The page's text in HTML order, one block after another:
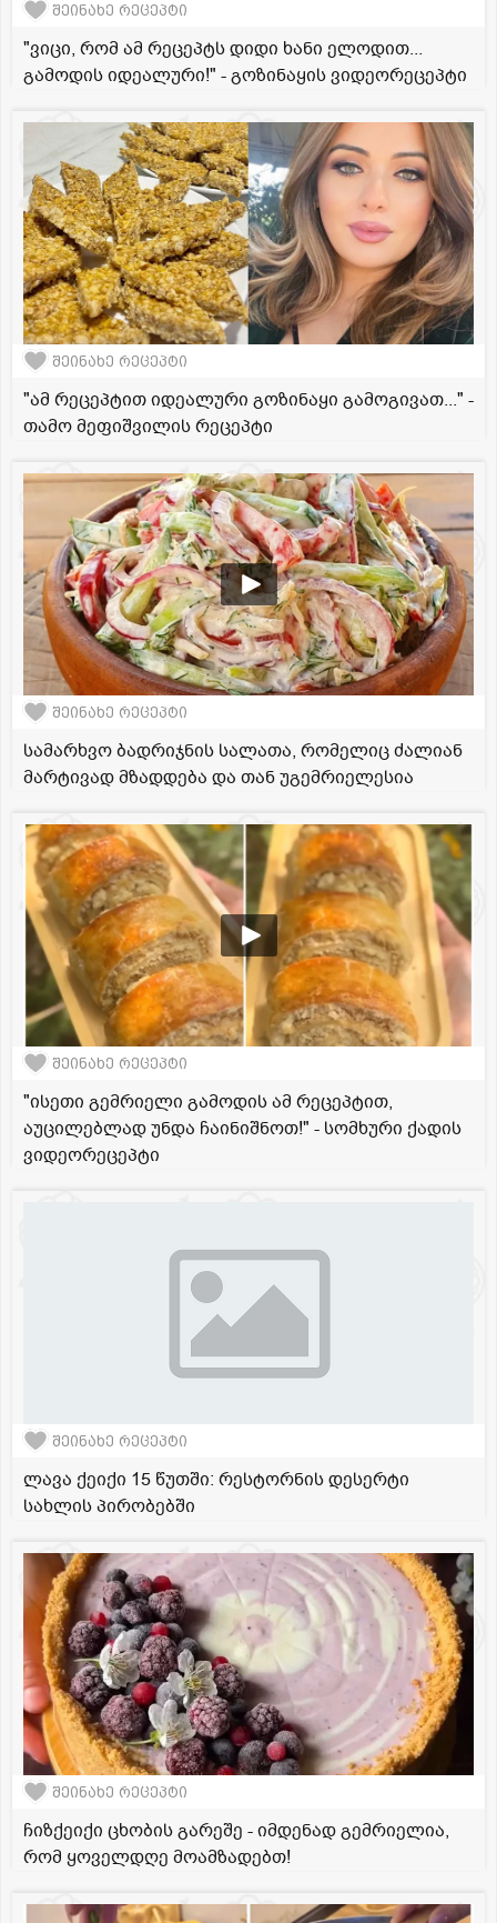
შეინახე რეცეპტი
"ვიცი, რომ ამ რეცეპტს დიდი ხანი ელოდით...
გამოდის იდეალური!" - გოზინაყის ვიდეორეცეპტი
შეინახე რეცეპტი
"ამ რეცეპტით იდეალური გოზინაყი გამოგივათ..." -
თამო მეფიშვილის რეცეპტი
შეინახე რეცეპტი
სამარხვო ბადრიჯნის სალათა, რომელიც ძალიან
მარტივად მზადდება და თან უგემრიელესია
შეინახე რეცეპტი
"ისეთი გემრიელი გამოდის ამ რეცეპტით,
აუცილებლად უნდა ჩაინიშნოთ!" - სომხური ქადის
ვიდეორეცეპტი
შეინახე რეცეპტი
ლავა ქეიქი 15 წუთში: რესტორნის დესერტი
სახლის პირობებში
შეინახე რეცეპტი
ჩიზქეიქი ცხობის გარეშე - იმდენად გემრიელია,
რომ ყოველდღე მოამზადებთ!